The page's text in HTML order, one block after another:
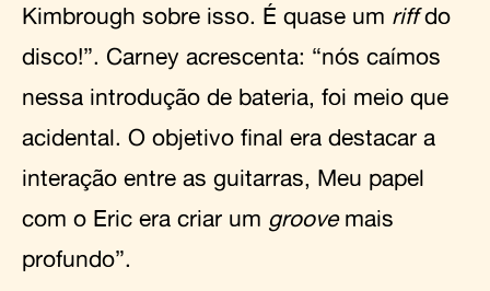
Kimbrough sobre isso. É quase um riffdo
disco!”. Carney acrescenta: “nós caímos
nessa introdução de bateria, foi meio que
acidental. O objetivo final era destacar a
interação entre as guitarras, Meu papel
com o Eric era criar um groovemais
profundo”.